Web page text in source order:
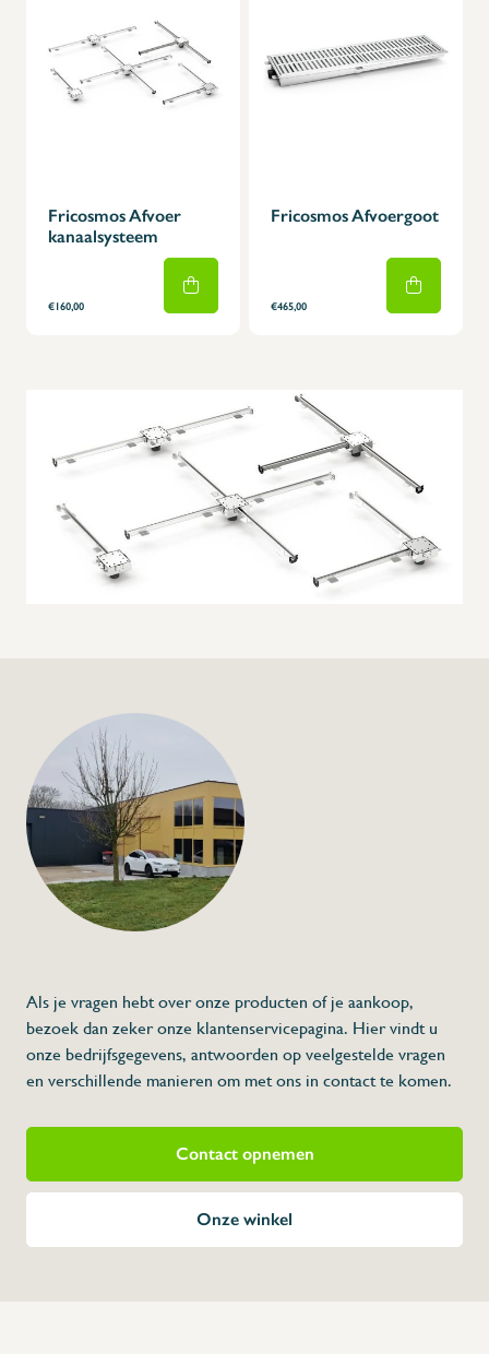
Fricosmos Afvoer
kanaalsysteem
€160,00
Fricosmos Afvoergoot
€465,00
Als je vragen hebt over onze producten of je aankoop,
bezoek dan zeker onze klantenservicepagina. Hier vindt u
onze bedrijfsgegevens, antwoorden op veelgestelde vragen
en verschillende manieren om met ons in contact te komen.
Contact opnemen
Onze winkel